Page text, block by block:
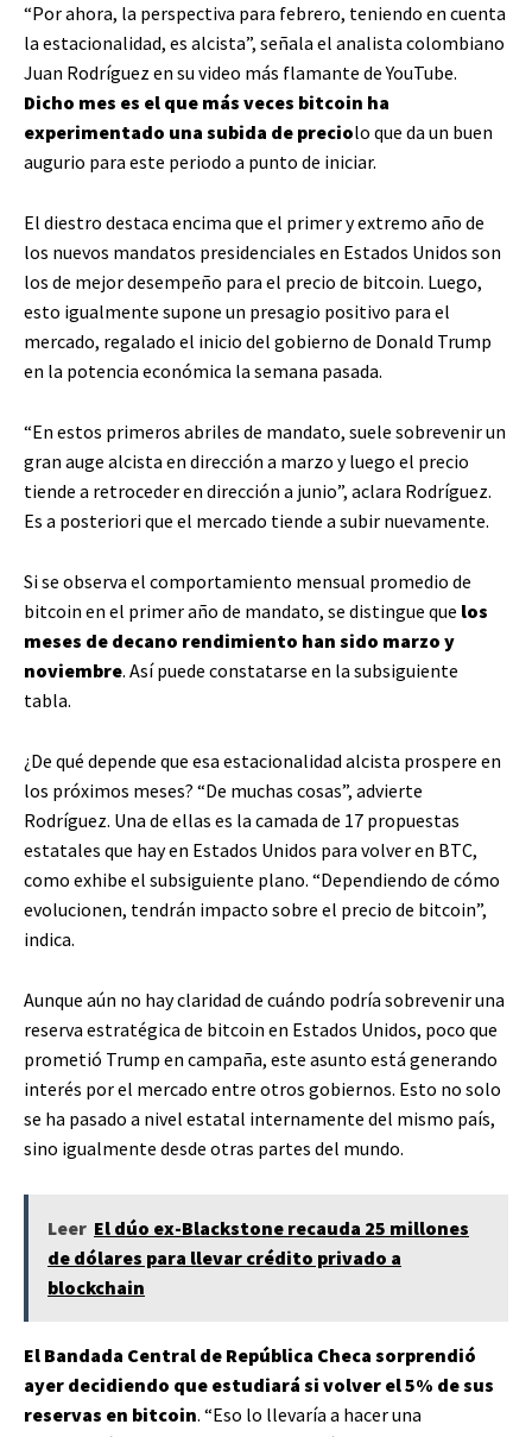
“Por ahora, la perspectiva para febrero, teniendo en cuenta
la estacionalidad, es alcista”, señala el analista colombiano
Juan Rodríguez en su video más flamante de YouTube.
Dicho mes es el que más veces bitcoin ha
experimentado una subida de preciolo que da un buen
augurio para este periodo a punto de iniciar.
El diestro destaca encima que el primer y extremo año de
los nuevos mandatos presidenciales en Estados Unidos son
los de mejor desempeño para el precio de bitcoin. Luego,
esto igualmente supone un presagio positivo para el
mercado, regalado el inicio del gobierno de Donald Trump
en la potencia económica la semana pasada.
“En estos primeros abriles de mandato, suele sobrevenir un
gran auge alcista en dirección a marzo y luego el precio
tiende a retroceder en dirección a junio”, aclara Rodríguez.
Es a posteriori que el mercado tiende a subir nuevamente.
Si se observa el comportamiento mensual promedio de
bitcoin en el primer año de mandato, se distingue que los
meses de decano rendimiento han sido marzo y
noviembre. Así puede constatarse en la subsiguiente
tabla.
¿De qué depende que esa estacionalidad alcista prospere en
los próximos meses? “De muchas cosas”, advierte
Rodríguez. Una de ellas es la camada de 17 propuestas
estatales que hay en Estados Unidos para volver en BTC,
como exhibe el subsiguiente plano. “Dependiendo de cómo
evolucionen, tendrán impacto sobre el precio de bitcoin”,
indica.
Aunque aún no hay claridad de cuándo podría sobrevenir una
reserva estratégica de bitcoin en Estados Unidos, poco que
prometió Trump en campaña, este asunto está generando
interés por el mercado entre otros gobiernos. Esto no solo
se ha pasado a nivel estatal internamente del mismo país,
sino igualmente desde otras partes del mundo.
Leer El dúo ex-Blackstone recauda 25 millones
de dólares para llevar crédito privado a
blockchain
El Bandada Central de República Checa sorprendió
ayer decidiendo que estudiará si volver el 5% de sus
reservas en bitcoin. “Eso lo llevaría a hacer una